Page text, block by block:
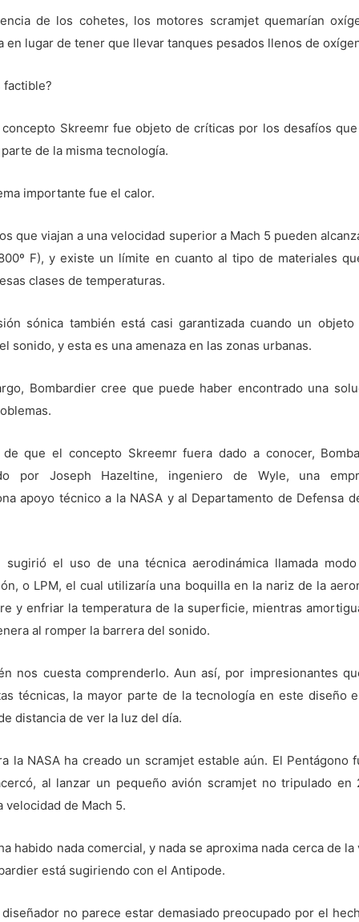
de los cohetes, los motores scramjet quemarían
en lugar de tener que llevar tanques pesados llenos de
factible?
Skreemr fue objeto de críticas por los desafíos
de la misma tecnología.
importante fue el calor.
que viajan a una velocidad superior a Mach 5 pueden
F), y existe un límite en cuanto al tipo de materiales
clases de temperaturas.
sónica también está casi garantizada cuando un
sonido, y esta es una amenaza en las zonas urbanas.
Bombardier cree que puede haber encontrado una
de que el concepto Skreemr fuera dado a conocer,
por Joseph Hazeltine, ingeniero de Wyle, una
apoyo técnico a la NASA y al Departamento de Defensa
sugirió el uso de una técnica aerodinámica llamada
o LPM, el cual utilizaría una boquilla en la nariz de la
y enfriar la temperatura de la superficie, mientras
al romper la barrera del sonido.
nos cuesta comprenderlo. Aun así, por impresionantes
técnicas, la mayor parte de la tecnología en este diseño
distancia de ver la luz del día.
la NASA ha creado un scramjet estable aún. El Pentágono
al lanzar un pequeño avión scramjet no tripulado en
velocidad de Mach 5.
habido nada comercial, y nada se aproxima nada cerca de la
está sugiriendo con el Antipode.
no parece estar demasiado preocupado por el